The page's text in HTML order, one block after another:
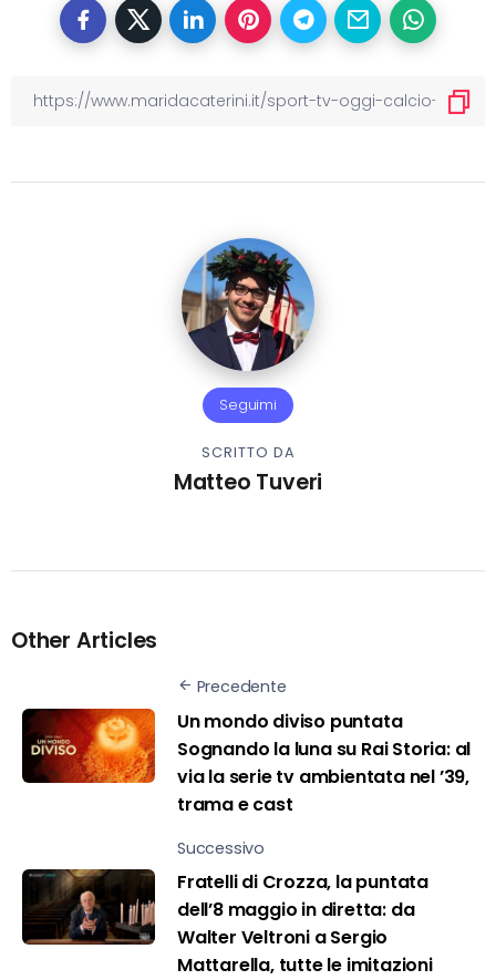
Seguimi
SCRITTO DA
Matteo Tuveri
Other Articles
Precedente
Un mondo diviso puntata
Sognando la luna su Rai Storia: al
via la serie tv ambientata nel ’39,
trama e cast
Successivo
Fratelli di Crozza, la puntata
dell’8 maggio in diretta: da
Walter Veltroni a Sergio
Mattarella, tutte le imitazioni